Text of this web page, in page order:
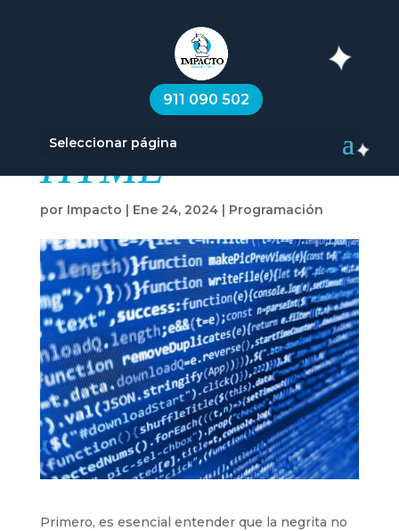
911 090 502
Seleccionar página
Cómo se pone la
negrita en
HTML
por Impacto | Ene 24, 2024| Programación
Primero, es esencial entender que la negrita no